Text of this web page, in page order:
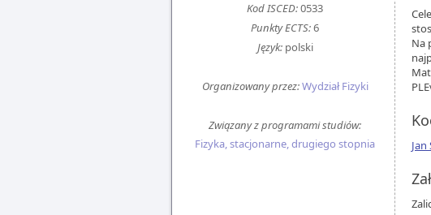
Kod ISCED:0533
Punkty ECTS:6
Język:polski
Organizowany przez:Wydział Fizyki
Związany z programami studiów:
Fizyka, stacjonarne, drugiego stopnia
Na